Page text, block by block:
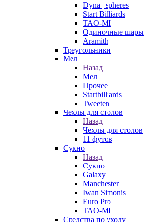
Dyna | spheres
Start Billiards
TAO-MI
Одиночные шары
Aramith
Треугольники
Мел
Назад
Мел
Прочее
Startbilliards
Tweeten
Чехлы для столов
Назад
Чехлы для столов
11 футов
Сукно
Назад
Сукно
Galaxy
Manchester
Iwan Simonis
Euro Pro
TAO-MI
Средства по уходу